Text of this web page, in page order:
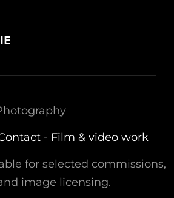
- Film & video work
for selected commissions,
image licensing.